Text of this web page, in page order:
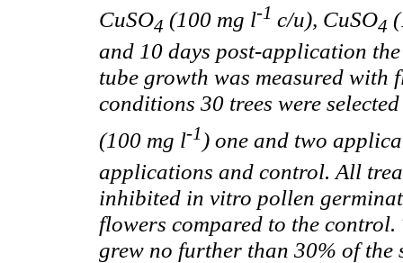
CuSO4 (100 mg l-1 c/u), CuSO4
and 10 days post-application
tube growth was measured with
conditions 30 trees were
(100 mg l-1 ) one and two
applications and control. All
inhibited in vitro pollen
flowers compared to the
grew no further than 30% of the